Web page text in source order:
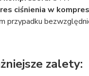
ciśnienia w
przypadku
zalety: